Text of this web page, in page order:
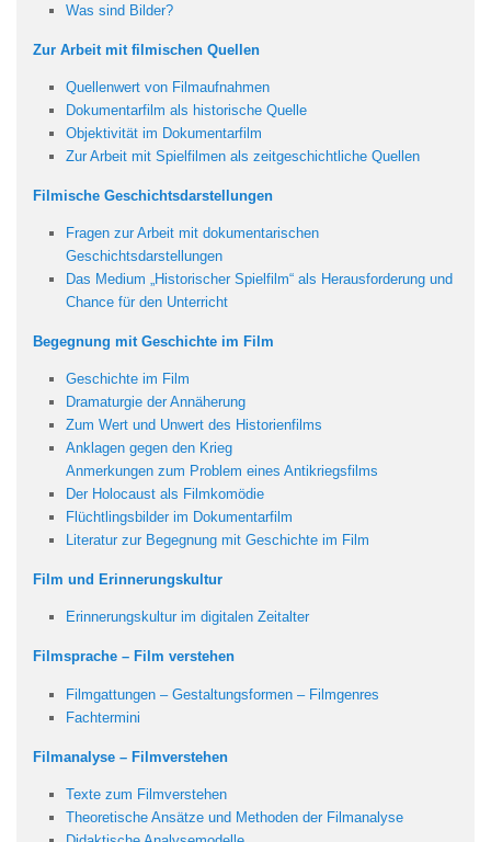
Was sind Bilder?
Zur Arbeit mit filmischen Quellen
Quellenwert von Filmaufnahmen
Dokumentarfilm als historische Quelle
Objektivität im Dokumentarfilm
Zur Arbeit mit Spielfilmen als zeitgeschichtliche Quellen
Filmische Geschichtsdarstellungen
Fragen zur Arbeit mit dokumentarischen
Geschichtsdarstellungen
Das Medium „Historischer Spielfilm“ als Herausforderung und
Chance für den Unterricht
Begegnung mit Geschichte im Film
Geschichte im Film
Dramaturgie der Annäherung
Zum Wert und Unwert des Historienfilms
Anklagen gegen den Krieg
Anmerkungen zum Problem eines Antikriegsfilms
Der Holocaust als Filmkomödie
Flüchtlingsbilder im Dokumentarfilm
Literatur zur Begegnung mit Geschichte im Film
Film und Erinnerungskultur
Erinnerungskultur im digitalen Zeitalter
Filmsprache – Film verstehen
Filmgattungen – Gestaltungsformen – Filmgenres
Fachtermini
Filmanalyse – Filmverstehen
Texte zum Filmverstehen
Theoretische Ansätze und Methoden der Filmanalyse